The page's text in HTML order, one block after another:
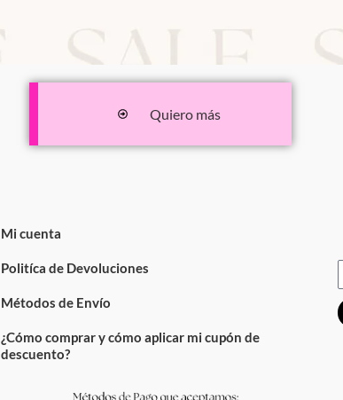
Quiero más
Mi cuenta
Politíca de Devoluciones
Métodos de Envío
¿Cómo comprar y cómo aplicar mi cupón de
descuento?